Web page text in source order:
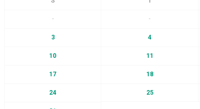
- -
3 4
10 11
17 18
24 25